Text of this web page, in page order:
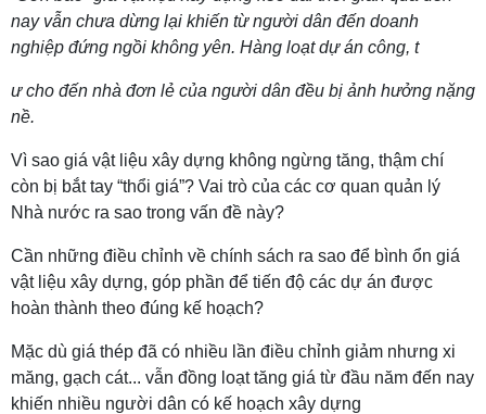
nay vẫn chưa dừng lại khiến từ người dân đến doanh
nghiệp đứng ngồi không yên. Hàng loạt dự án công, t
ư cho đến nhà đơn lẻ của người dân đều bị ảnh hưởng nặng
nề.
Vì sao giá vật liệu xây dựng không ngừng tăng, thậm chí
còn bị bắt tay “thổi giá”? Vai trò của các cơ quan quản lý
Nhà nước ra sao trong vấn đề này?
Cần những điều chỉnh về chính sách ra sao để bình ổn giá
vật liệu xây dựng, góp phần để tiến độ các dự án được
hoàn thành theo đúng kế hoạch?
Mặc dù giá thép đã có nhiều lần điều chỉnh giảm nhưng xi
măng, gạch cát... vẫn đồng loạt tăng giá từ đầu năm đến nay
khiến nhiều người dân có kế hoạch xây dựng